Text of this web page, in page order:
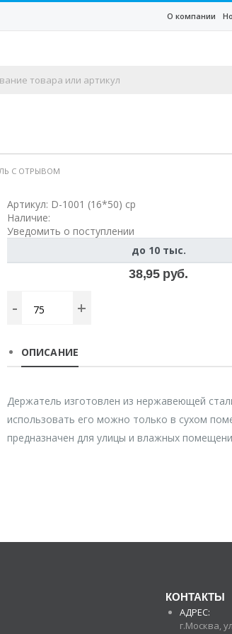
О компании
С ОТРЫВОМ
Артикул: D-1001 (16*50) cp
Наличие:
Уведомить о поступлении
до 10 тыс.
38,95 руб.
- +
ОПИСАНИЕ
Держатель изготовлен из нержавеющей
использовать его можно только в сухом
предназначен для улицы и влажных
КОНТАКТЫ
АДРЕС:
г.Москва,